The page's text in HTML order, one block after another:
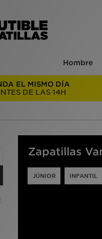
Hombre
EL MISMO DÍA
DE LAS 14H
Zapatillas
JÚNIOR INFANTIL